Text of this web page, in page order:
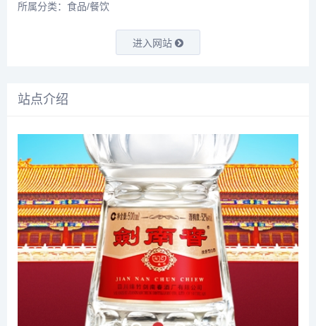
所属分类： 食品/餐饮
进入网站
站点介绍